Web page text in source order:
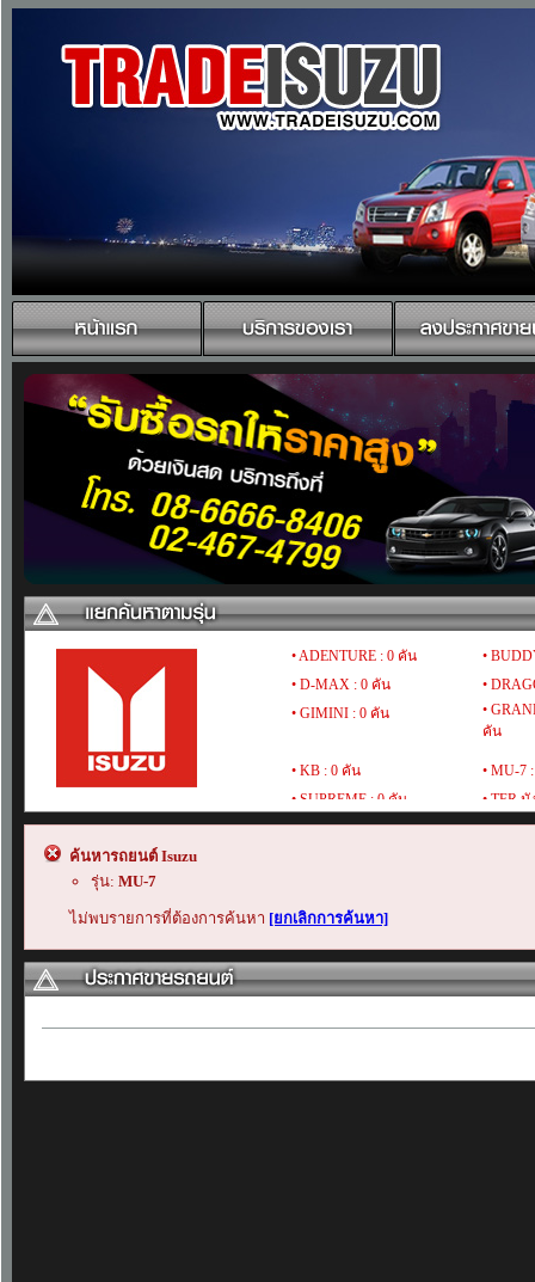
• ADENTURE : 0 คัน
•
• D-MAX : 0 คัน
•
• GIMINI : 0 คัน
•
คัน
• KB : 0 คัน
• MU-7
• SUPREME : 0 คัน
• TFR
• VEGA : 0 คัน
•
ค้นหารถยนต์ Isuzu
รุ่น: MU-7
ไม่พบรายการที่ต้องการค้นหา [ยกเลิกการค้นหา]